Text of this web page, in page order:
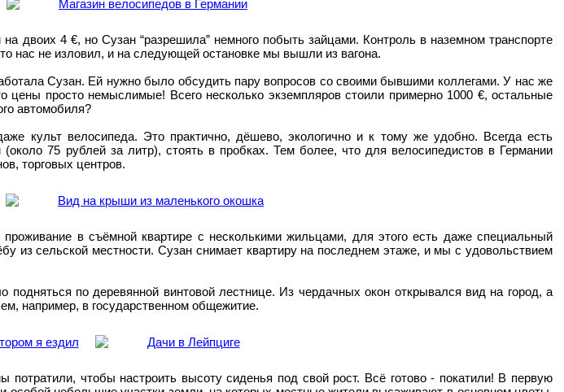
двоих 4 €, но Сузан “разрешила” немного побыть зайцами. Контроль в наземном транспорте
нас не изловил, и на следующей остановке мы вышли из вагона.
Сузан. Ей нужно было обсудить пару вопросов со своими бывшими коллегами. У нас же
просто немыслимые! Всего несколько экземпляров стоили примерно 1000 €, остальные
автомобиля?
культ велосипеда. Это практично, дёшево, экологично и к тому же удобно. Всегда есть
75 рублей за литр), стоять в пробках. Тем более, что для велосипедистов в Германии
торговых центров.
в съёмной квартире с несколькими жильцами, для этого есть даже специальный
из сельской местности. Сузан снимает квартиру на последнем этаже, и мы с удовольствием
по деревянной винтовой лестнице. Из чердачных окон открывался вид на город, а
например, в государственном общежитие.
чтобы настроить высоту сиденья под свой рост. Всё готово - покатили! В первую